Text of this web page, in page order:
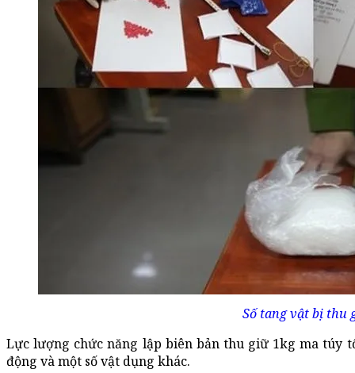
Số tang vật bị thu
Lực lượng chức năng lập biên bản thu giữ 1kg ma túy
động và một số vật dụng khác.